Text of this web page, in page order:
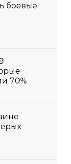
боевые
70%